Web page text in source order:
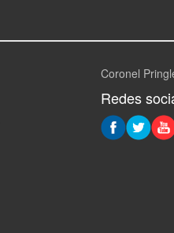
Coronel
Redes